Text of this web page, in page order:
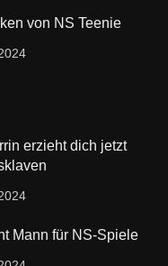
von NS Teenie
erzieht dich jetzt
Mann für NS-Spiele